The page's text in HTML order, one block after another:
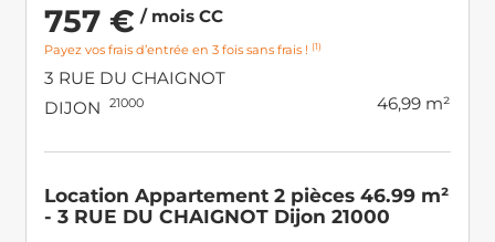
Location Appartement 2 pièces 46.99 m²
- 3 RUE DU CHAIGNOT Dijon 21000
757 € / mois CC
Payez vos frais d’entrée en 3 fois sans frais ! (1)
3 RUE DU CHAIGNOT
DIJON
21000 46,99 m²